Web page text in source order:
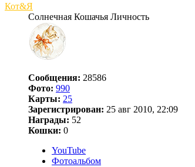
Кот&Я
Солнечная Кошачья Личность
Сообщения: 28586
Фото: 990
Карты: 25
Зарегистрирован: 25 авг 2010, 22:09
Награды: 52
Кошки: 0
YouTube
Фотоальбом